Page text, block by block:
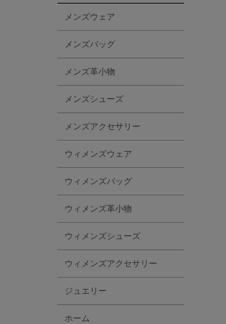
AESOP
ALBERT THURSTON
ALESSANDRO
GHERARDI
ALL THE WAYS TO SAY
ALPO
ALTEA
メンズウェア
メンズバッグ
メンズ革小物
メンズシューズ
メンズアクセサリー
ウィメンズウェア
ウィメンズバッグ
ウィメンズ革小物
ウィメンズシューズ
ウィメンズアクセサリー
ジュエリー
ホーム